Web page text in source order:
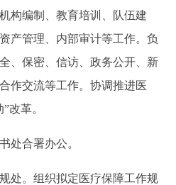
构编制、教育培训、队伍建
产管理、内部审计等工作。负
、保密、信访、政务公开、新
作交流等工作。协调推进医
改革。
合署办公。
。组织拟定医疗保障工作规